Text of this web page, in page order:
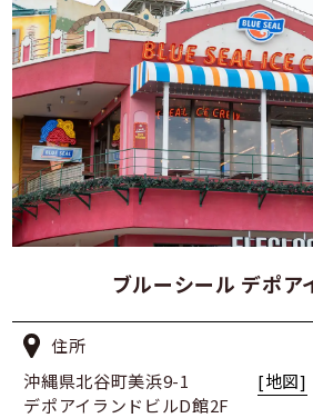
ブルーシール デポア
住所
沖縄県北谷町美浜9-1
デポアイランドビルD館2F
[地図]